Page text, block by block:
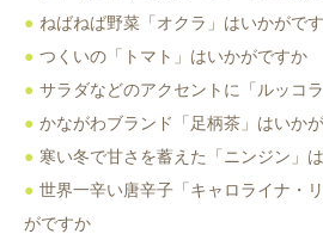
ねばねば野菜「オクラ」はいかがで
つくいの「トマト」はいかがですか
サラダなどのアクセントに「ルッコ
かながわブランド「足柄茶」はいか
寒い冬で甘さを蓄えた「ニンジン」
世界一辛い唐辛子「キャロライナ・
がですか